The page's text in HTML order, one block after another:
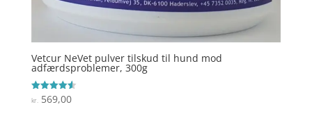
Vetcur NeVet pulver tilskud til hund mod
adfærdsproblemer, 300g
Vurderet
4.6
kr.569,00